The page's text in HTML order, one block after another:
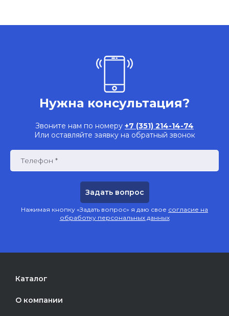
Нужна консультация?
Звоните нам по номеру +7 (351) 214-14-74
Или оставляйте заявку на обратный звонок
Телефон *
Нажимая кнопку «Задать вопрос» я даю свое согласие на
обработку персональных данных
Каталог
О компании